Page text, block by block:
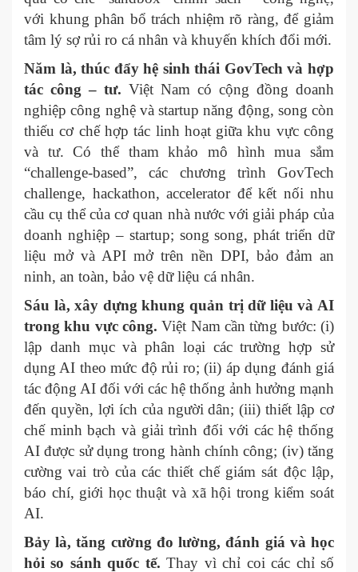
với khung phân bổ trách nhiệm rõ ràng, để giảm
tâm lý sợ rủi ro cá nhân và khuyến khích đổi mới.
Năm là, thúc đẩy hệ sinh thái GovTech và hợp
tác công – tư. Việt Nam có cộng đồng doanh
nghiệp công nghệ và startup năng động, song còn
thiếu cơ chế hợp tác linh hoạt giữa khu vực công
và tư. Có thể tham khảo mô hình mua sắm
“challenge-based”, các chương trình GovTech
challenge, hackathon, accelerator để kết nối nhu
cầu cụ thể của cơ quan nhà nước với giải pháp của
doanh nghiệp – startup; song song, phát triển dữ
liệu mở và API mở trên nền DPI, bảo đảm an
ninh, an toàn, bảo vệ dữ liệu cá nhân.
Sáu là, xây dựng khung quản trị dữ liệu và AI
trong khu vực công. Việt Nam cần từng bước: (i)
lập danh mục và phân loại các trường hợp sử
dụng AI theo mức độ rủi ro; (ii) áp dụng đánh giá
tác động AI đối với các hệ thống ảnh hưởng mạnh
đến quyền, lợi ích của người dân; (iii) thiết lập cơ
chế minh bạch và giải trình đối với các hệ thống
AI được sử dụng trong hành chính công; (iv) tăng
cường vai trò của các thiết chế giám sát độc lập,
báo chí, giới học thuật và xã hội trong kiểm soát
AI.
Bảy là, tăng cường đo lường, đánh giá và học
hỏi so sánh quốc tế. Thay vì chỉ coi các chỉ số